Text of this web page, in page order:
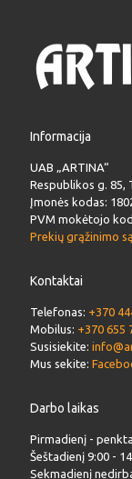
Informacija
UAB „ARTINA“
Respublikos g. 85,
Įmonės kodas:
PVM mokėtojo
Prekių grąžinimo
Kontaktai
Telefonas: +370
Mobilus: +370 655
Susisiekite:
Mus sekite:
Darbo laikas
Pirmadienį -
Šeštadienį 9:00 -
Sekmadienį